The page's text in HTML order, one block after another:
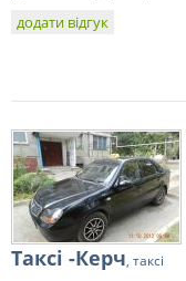
додати відгук
Таксі -Керч, таксі